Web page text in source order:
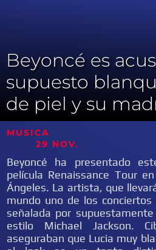
Beyoncé es
supuesto
de piel y su
29 NOV.
Beyoncé ha presentado
película Renaissance Tour
Ángeles. La artista, que
mundo uno de los
señalada por
estilo Michael Jackson.
aseguraban que Lucia muy